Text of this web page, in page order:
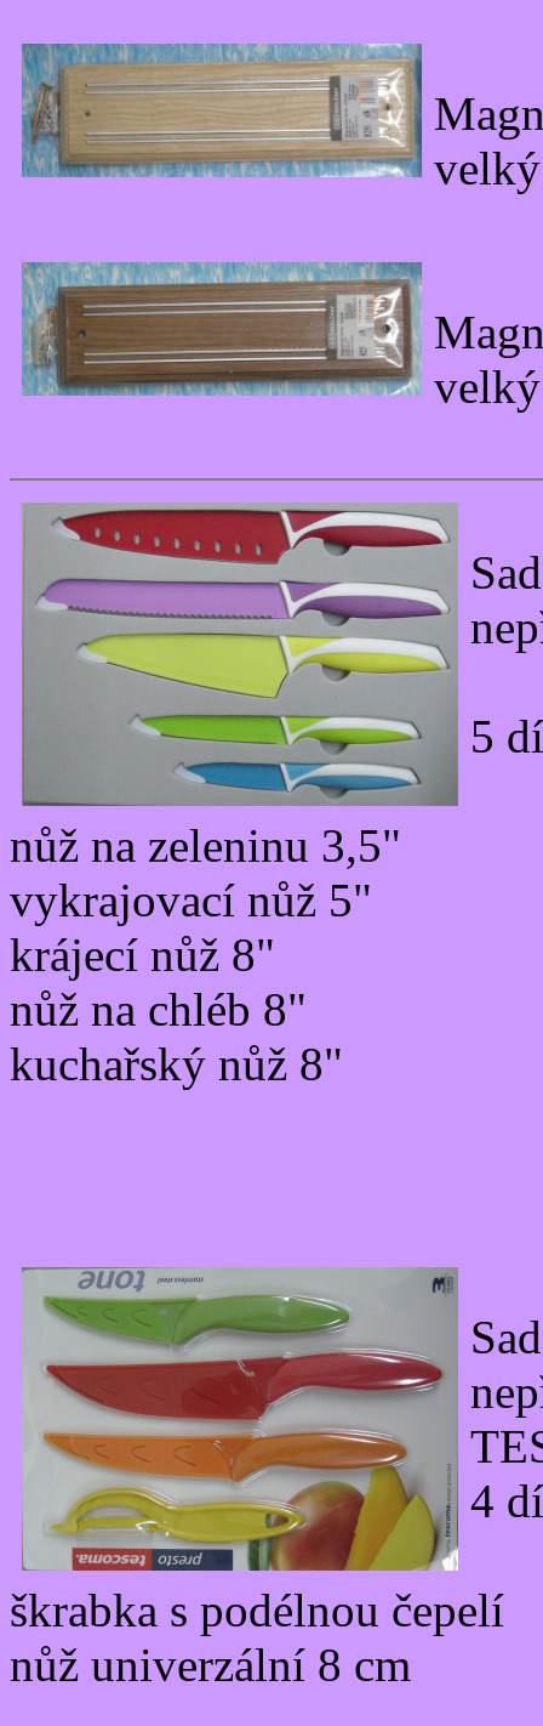
5
nůž na zeleninu 3,5"
vykrajovací nůž 5"
krájecí nůž 8"
nůž na chléb 8"
kuchařský nůž 8"
4
škrabka s podélnou čepelí
nůž univerzální 8 cm